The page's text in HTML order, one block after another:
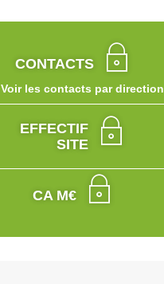
CONTACTS
Voir les contacts par direction
EFFECTIF
SITE
CA M€